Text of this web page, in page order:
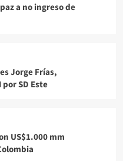
a no ingreso de
Jorge Frías,
SD Este
US$1.000 mm